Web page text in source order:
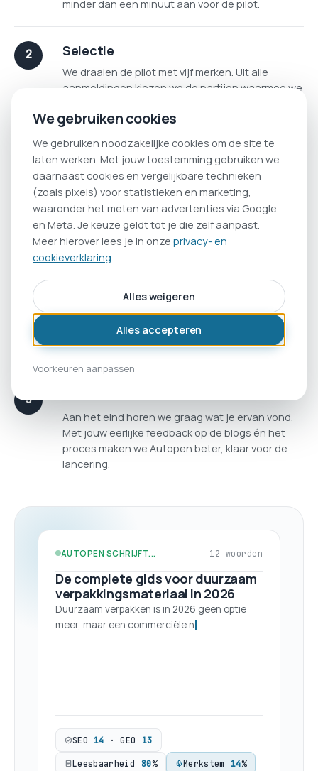
minder dan een minuut aan voor de pilot.
Selectie
We draaien de pilot met vijf merken. Uit alle
aanmeldingen kiezen we de partijen waarmee we
snel of je erbij zit.
Onboarding
Word je geselecteerd, dan pluggen we jouw merk
in Autopen. In één gesprek leggen we je stijl,
doelgroep en onderwerpen vast, zodat het
systeem klinkt als jij.
Autopen
Nu is het aan Autopen: strategie, contentplan,
een kort interview met jou, schrijven en
publiceren. Jij levert je expertise aan en geeft
groen licht, de rest draait op de achtergrond.
Aan het eind horen we graag wat je ervan vond.
Met jouw eerlijke feedback op de blogs én het
proces maken we Autopen beter, klaar voor de
lancering.
AUTOPEN SCHRIJFT... 17 woorden
De complete gids voor duurzaam
verpakkingsmateriaal in 2026
Duurzaam verpakken is in 2026 geen optie
meer, maar een commerciële noodzaak.
SEO 20 · GEO 18
Leesbaarheid 82% Merkstem 20%
We gebruiken cookies
We gebruiken noodzakelijke cookies om de site te
laten werken. Met jouw toestemming gebruiken we
daarnaast cookies en vergelijkbare technieken
(zoals pixels) voor statistieken en marketing,
waaronder het meten van advertenties via Google
en Meta. Je keuze geldt tot je die zelf aanpast.
Meer hierover lees je in onze privacy- en
cookieverklaring
Alles weigeren
Alles accepteren
Voorkeuren aanpassen